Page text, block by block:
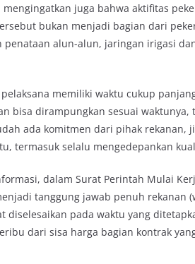
mengingatkan juga bahwa aktifitas
bukan menjadi bagian dari
penataan alun-alun, jaringan irigasi
memiliki waktu cukup
bisa dirampungkan sesuai
ada komitmen dari pihak
termasuk selalu mengedepankan
dalam Surat Perintah Mulai
tanggung jawab penuh rekanan
diselesaikan pada waktu yang
dari sisa harga bagian kontrak